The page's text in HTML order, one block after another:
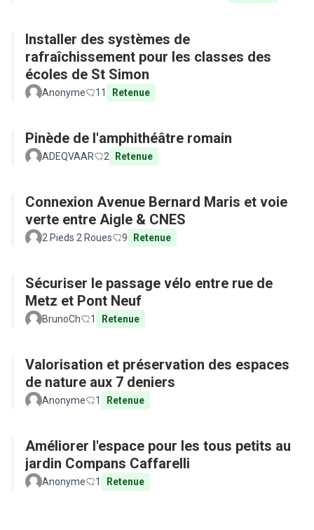
Installer des systèmes de
rafraîchissement pour les classes des
écoles de St Simon
Anonyme 11 Retenue
Pinède de l'amphithéâtre romain
ADEQVAAR 2 Retenue
Connexion Avenue Bernard Maris et voie
verte entre Aigle & CNES
2 Pieds 2 Roues 9 Retenue
Sécuriser le passage vélo entre rue de
Metz et Pont Neuf
BrunoCh 1 Retenue
Valorisation et préservation des espaces
de nature aux 7 deniers
Anonyme 1 Retenue
Améliorer l'espace pour les tous petits au
jardin Compans Caffarelli
Anonyme 1 Retenue